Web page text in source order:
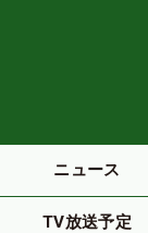
ニュース
TV放送予定